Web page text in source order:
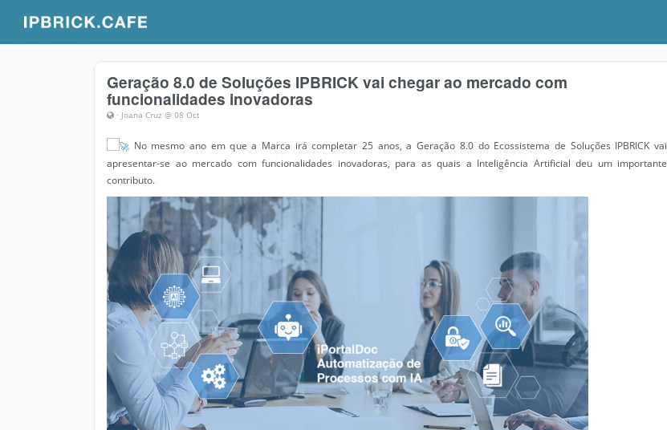
Geração 8.0 de Soluções IPBRICK vai chegar ao mercado com
funcionalidades inovadoras
· Joana Cruz @ 08 Oct
No mesmo ano em que a Marca irá completar 25 anos, a Geração 8.0 do Ecossistema de Soluções IPBRICK vai
apresentar-se ao mercado com funcionalidades inovadoras, para as quais a Inteligência Artificial deu um importante
contributo.